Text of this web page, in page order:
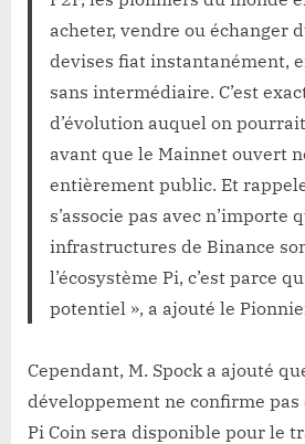
acheter, vendre ou échanger
devises fiat instantanément,
sans intermédiaire. C’est
d’évolution auquel on
avant que le Mainnet ouvert
entièrement public. Et
s’associe pas avec n’importe
infrastructures de Binance
l’écosystème Pi, c’est parce
potentiel », a ajouté le
Cependant, M. Spock a ajouté
développement ne confirme
Pi Coin sera disponible pour le